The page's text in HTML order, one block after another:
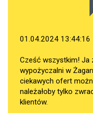
01.04.2024 13:44:16
Cześć wszystkim! Ja
wypożyczalni w
ciekawych ofert
należałoby tylko
klientów.